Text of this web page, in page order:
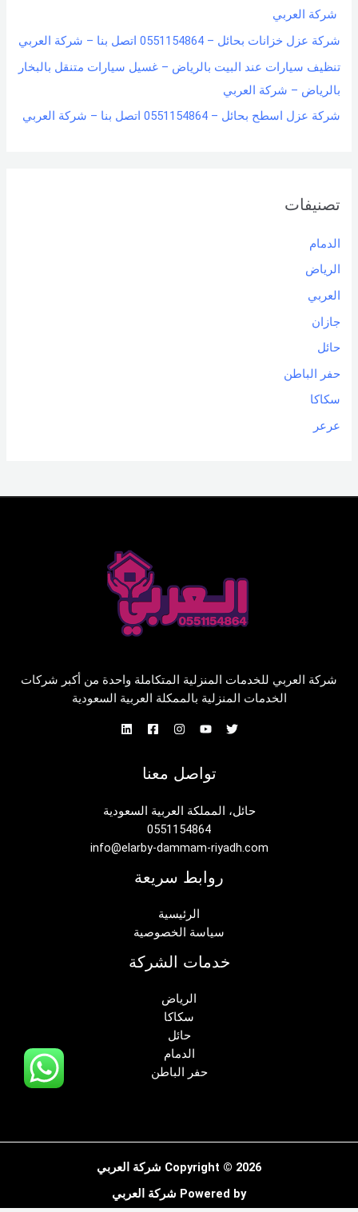
شركة العربي
شركة عزل خزانات بحائل – 0551154864 اتصل بنا – شركة العربي
تنظيف سيارات عند البيت بالرياض – غسيل سيارات متنقل بالبخار
بالرياض – شركة العربي
شركة عزل اسطح بحائل – 0551154864 اتصل بنا – شركة العربي
تصنيفات
الدمام
الرياض
العربي
جازان
حائل
حفر الباطن
سكاكا
عرعر
شركة العربي للخدمات المنزلية المتكاملة واحدة من أكبر شركات
الخدمات المنزلية بالممكلة العربية السعودية
تواصل معنا
حائل، المملكة العربية السعودية
0551154864
info@elarby-dammam-riyadh.com
روابط سريعة
الرئيسية
سياسة الخصوصية
خدمات الشركة
الرياض
سكاكا
حائل
الدمام
حفر الباطن
Copyright © 2026 شركة العربي
Powered by شركة العربي